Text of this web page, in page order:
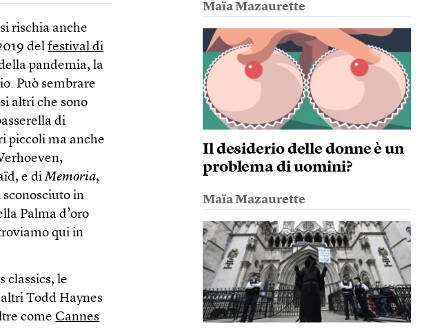
rischia anche
delfestival di
pandemia, la
Può sembrare
altri che sono
di
piccoli ma anche
e diMemoria,
in
Palma d’oro
qui in
classics, le
Todd Haynes
come Cannes
Maïa Mazaurette
Il desiderio delle donne è un
problema di uomini?
Maïa Mazaurette